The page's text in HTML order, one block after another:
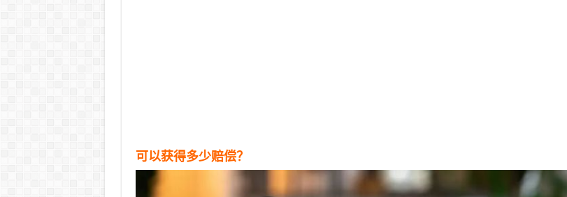
可以获得多少赔偿？